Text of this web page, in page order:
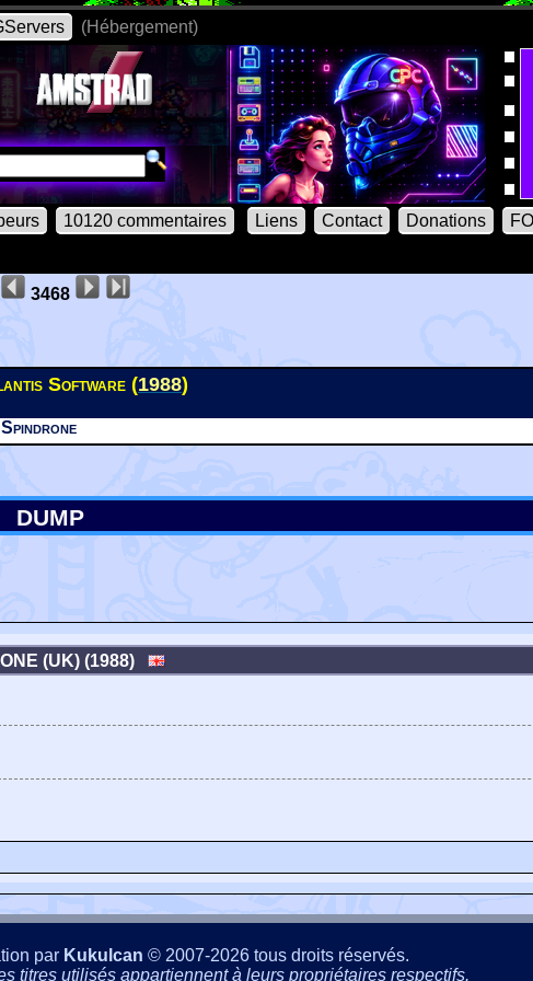
(Hébergement)
10120 commentaires Liens Contact Donations
3468
Software (1988)
Spindrone
DUMP
(UK) (1988)
par Kukulcan © 2007-2026 tous droits réservés.
titres utilisés appartiennent à leurs propriétaires respectifs.